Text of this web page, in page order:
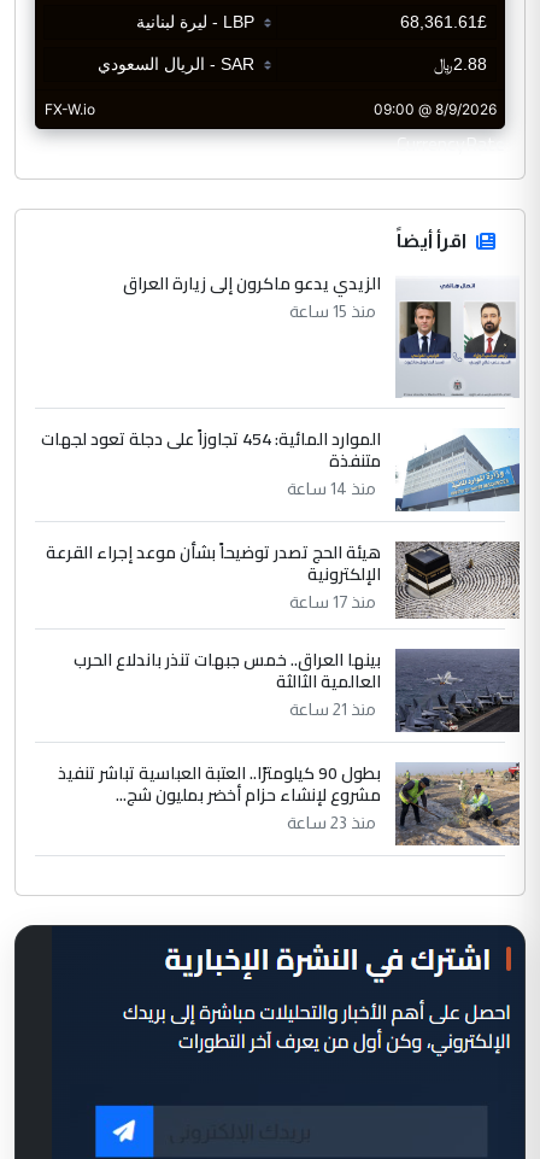
CurrencyRate
اقرأ أيضاً
الزيدي يدعو ماكرون إلى زيارة العراق
منذ 15 ساعة
الموارد المائية: 454 تجاوزاً على دجلة تعود لجهات
متنفذة
منذ 14 ساعة
هيئة الحج تصدر توضيحاً بشأن موعد إجراء القرعة
الإلكترونية
منذ 17 ساعة
بينها العراق.. خمس جبهات تنذر باندلاع الحرب
العالمية الثالثة
منذ 21 ساعة
بطول 90 كيلومترًا.. العتبة العباسية تباشر تنفيذ
مشروع لإنشاء حزام أخضر بمليون شج...
منذ 23 ساعة